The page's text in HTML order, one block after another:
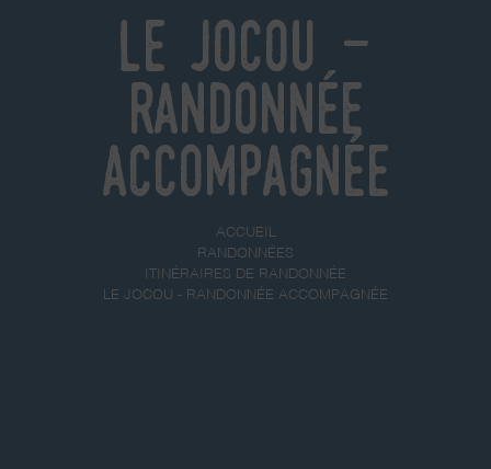
Le Jocou -
Randonnée
accompagnée
ACCUEIL
RANDONNÉES
ITINÉRAIRES DE RANDONNÉE
LE JOCOU - RANDONNÉE ACCOMPAGNÉE